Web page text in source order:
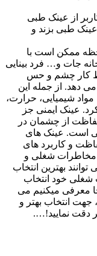
از عینک طبی
طبی بزند و
ممکن است با
جات و… فرد بینایی
کار چشم و حس
می دهد. از جمله این
شیمیایی، حرارت،
عینک ایمنی جز
از چشمان در
است. عینک های
و کاربرد های
مخاطرات شغلی و
بهترین انتخاب
شغلی خود انتخاب
معرفی میکنیم می
جهت انتخاب بهتر و
دقت نمایید!….